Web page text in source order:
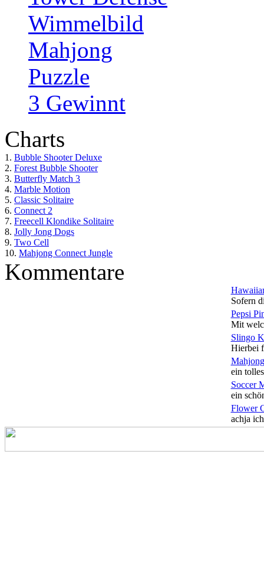
Wimmelbild
Mahjong
Puzzle
3 Gewinnt
Charts
1. Bubble Shooter Deluxe
2. Forest Bubble Shooter
3. Butterfly Match 3
4. Marble Motion
5. Classic Solitaire
6. Connect 2
7. Freecell Klondike Solitaire
8. Jolly Jong Dogs
9. Two Cell
10. Mahjong Connect Jungle
Kommentare
Sofern
Pepsi
Mit
Slingo
Hierbei
ein
Soccer
ein
Flower
achja